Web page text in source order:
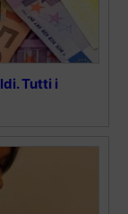
Tutti i